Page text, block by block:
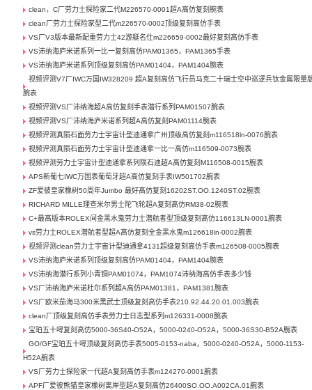
clean，C厂劳力士探险家二代M226570-0001超A高仿复刻腕表
clean厂劳力士探险家型二代m226570-0002顶级复刻高仿手表
VS厂V3版本最新配重劳力士42游艇名仕m226659-0002最好复刻高仿手表
VS沛纳海庐米诺系列一比一复刻高仿PAM01365，PAM1365手表
VS沛纳海庐米诺系列顶级复刻高仿PAM01404，PAM1404腕表
视频评测V7厂IWC万国IW328209 超A复刻高仿飞行员马克二十瑞士空中巡逻兵钛金属限量
腕表
视频评测VS厂沛纳海超A高仿复刻手表潜行系列PAM01507腕表
视频评测VS厂沛纳海庐米诺系列超A高仿复刻PAM01114腕表
视频评测真陨石面劳力士宇宙计型迪通拿广州顶级高仿复刻m116518ln-0076腕表
视频评测真陨石面劳力士宇宙计型迪通拿一比一高仿m116509-0073腕表
视频评测劳力士宇宙计型迪通拿系列陨石迪超A高仿复刻M116508-0015腕表
APS新葡七IWC万国表葡萄牙超A高仿复刻手表IW501702腕表
ZF爱彼皇家橡树50周年Jumbo 最好高仿复刻16202ST.OO.1240ST.02腕表
RICHARD MILLE理查米尔男士陀飞轮超A复刻高仿RM38-02腕表
C+最高版本ROLEX间金黑水鬼劳力士潜航者型顶级复刻高仿116613LN-0001腕表
vs劳力士ROLEX潜航者型超A高仿复刻全金黑水鬼m126618ln-0002腕表
视频评测clean劳力士宇宙计型迪通拿4131超级复刻高仿手表m126508-0005腕表
VS沛纳海庐米诺系列顶级复刻高仿PAM01404，PAM1404腕表
VS沛纳海潜行系列小青铜PAM01074，PAM1074沛纳海高仿手表多少钱
VS厂沛纳海庐米诺杜尔系列超A高仿PAM01381，PAM1381腕表
VS厂欧米茄海马300米黑武士顶级复刻高仿手表210.92.44.20.01.003腕表
clean厂顶级复刻高仿手表劳力士日志型系列m126331-0008腕表
宝珀五十噚复刻高仿5000-36S40-O52A，5000-0240-O52A，5000-36S30-B52A腕表
GO/GF宝珀五十噚顶级复刻高仿手表5005-0153-naba，5000-0240-O52A，5000-1153-
H52A腕表
VS厂劳力士探险家一代超A复刻高仿手表m124270-0001腕表
APF厂爱彼熊猫皇家橡树离岸型超A复刻高仿26400SO.OO.A002CA.01腕表